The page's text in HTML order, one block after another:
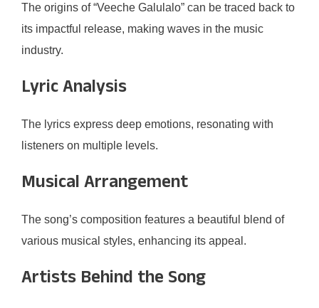
The origins of “Veeche Galulalo” can be traced back to
its impactful release, making waves in the music
industry.
Lyric Analysis
The lyrics express deep emotions, resonating with
listeners on multiple levels.
Musical Arrangement
The song’s composition features a beautiful blend of
various musical styles, enhancing its appeal.
Artists Behind the Song